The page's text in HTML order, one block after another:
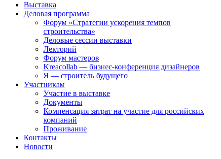
Выставка
Деловая программа
Форум «Стратегии ускорения темпов
строительства»
Деловые сессии выставки
Лекторий
Форум мастеров
Kreacollab — бизнес-конференция дизайнеров
Я — строитель будущего
Участникам
Участие в выставке
Документы
Компенсация затрат на участие для российских
компаний
Проживание
Контакты
Новости